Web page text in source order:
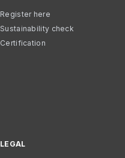
Register here
Sustainability check
Certification
LEGAL